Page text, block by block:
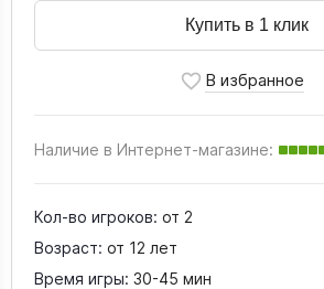
Купить в 1 клик
Наличие в Интернет-магазине:
Кол-во игроков: от 2
Возраст: от 12 лет
Время игры: 30-45 мин